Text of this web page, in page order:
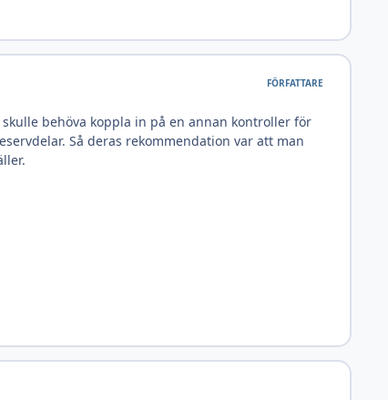
FÖRFATTARE
behöva koppla in på en annan kontroller för
Så deras rekommendation var att man